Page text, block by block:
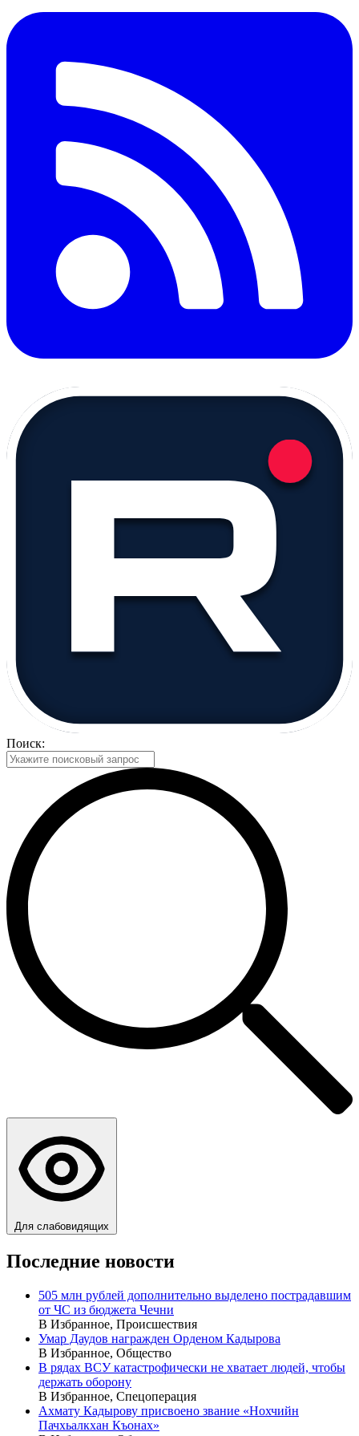
Поиск:
Для слабовидящих
Последние новости
505 млн рублей дополнительно выделено пострадавшим
от ЧС из бюджета Чечни
В Избранное, Происшествия
Умар Даудов награжден Орденом Кадырова
В Избранное, Общество
В рядах ВСУ катастрофически не хватает людей, чтобы
держать оборону
В Избранное, Спецоперация
Ахмату Кадырову присвоено звание «Нохчийн
Пачхьалкхан Къонах»